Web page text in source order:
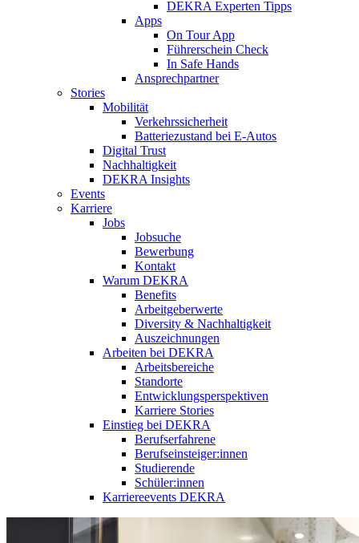
DEKRA Experten Tipps
Apps
On Tour App
Führerschein Check
In Safe Hands
Ansprechpartner
Stories
Mobilität
Verkehrssicherheit
Batteriezustand bei E-Autos
Digital Trust
Nachhaltigkeit
DEKRA Insights
Events
Karriere
Jobs
Jobsuche
Bewerbung
Kontakt
Warum DEKRA
Benefits
Arbeitgeberwerte
Diversity & Nachhaltigkeit
Auszeichnungen
Arbeiten bei DEKRA
Arbeitsbereiche
Standorte
Entwicklungsperspektiven
Karriere Stories
Einstieg bei DEKRA
Berufserfahrene
Berufseinsteiger:innen
Studierende
Schüler:innen
Karriereevents DEKRA